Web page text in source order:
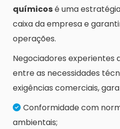
químicosé uma
caixa da empresa e
operações.
Negociadores experientes
entre as necessidades
exigências comerciais,
Conformidade com
ambientais;